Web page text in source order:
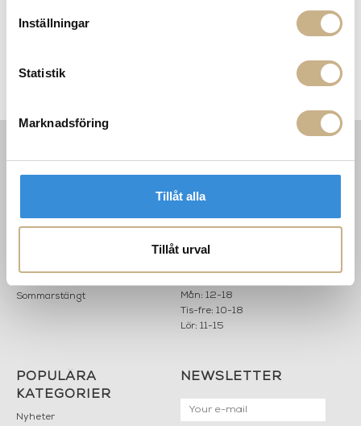
Inställningar
Statistik
Marknadsföring
Tillåt alla
Tillåt urval
Oblure - Cirrata Oblure - Mondo Floor
Om oss
Sommarstängt
MARIELLA INTERIORS
503 30 BORÅS
033 10 75 76
Mån: 12-18
Tis-fre: 10-18
Lör: 11-15
POPULÄRA
KATEGORIER
Nyheter
NEWSLETTER